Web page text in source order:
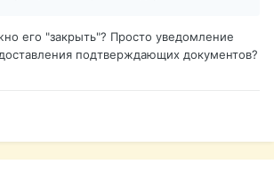
его "закрыть"? Просто уведомление
подтверждающих документов?